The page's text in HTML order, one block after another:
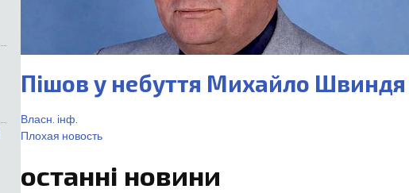
Пішов у небуття Михайло Швиндя
Власн. інф.
Плохая новость
останні новини